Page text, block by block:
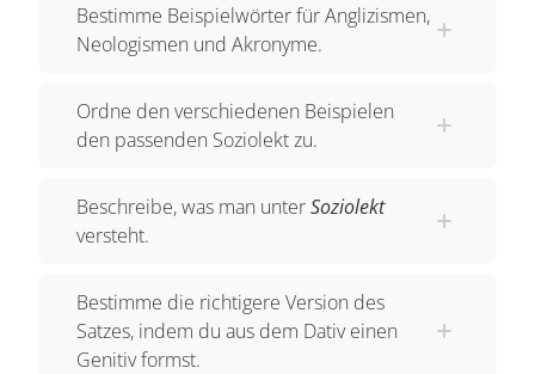
Bestimme Beispielwörter für Anglizismen,
Neologismen und Akronyme.
Ordne den verschiedenen Beispielen
den passenden Soziolekt zu.
Beschreibe, was man unterSoziolekt
versteht.
Bestimme die richtigere Version des
Satzes, indem du aus dem Dativ einen
Genitiv formst.